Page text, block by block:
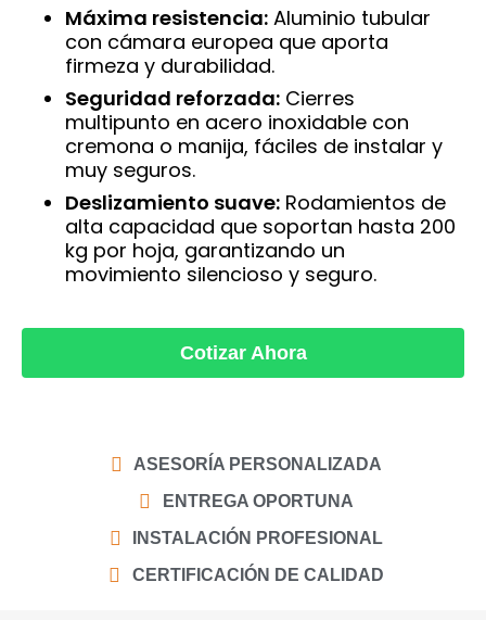
Máxima resistencia: Aluminio tubular
con cámara europea que aporta
firmeza y durabilidad.
Seguridad reforzada: Cierres
multipunto en acero inoxidable con
cremona o manija, fáciles de instalar y
muy seguros.
Deslizamiento suave: Rodamientos de
alta capacidad que soportan hasta 200
kg por hoja, garantizando un
movimiento silencioso y seguro.
Cotizar Ahora
ASESORÍA PERSONALIZADA
ENTREGA OPORTUNA
INSTALACIÓN PROFESIONAL
CERTIFICACIÓN DE CALIDAD